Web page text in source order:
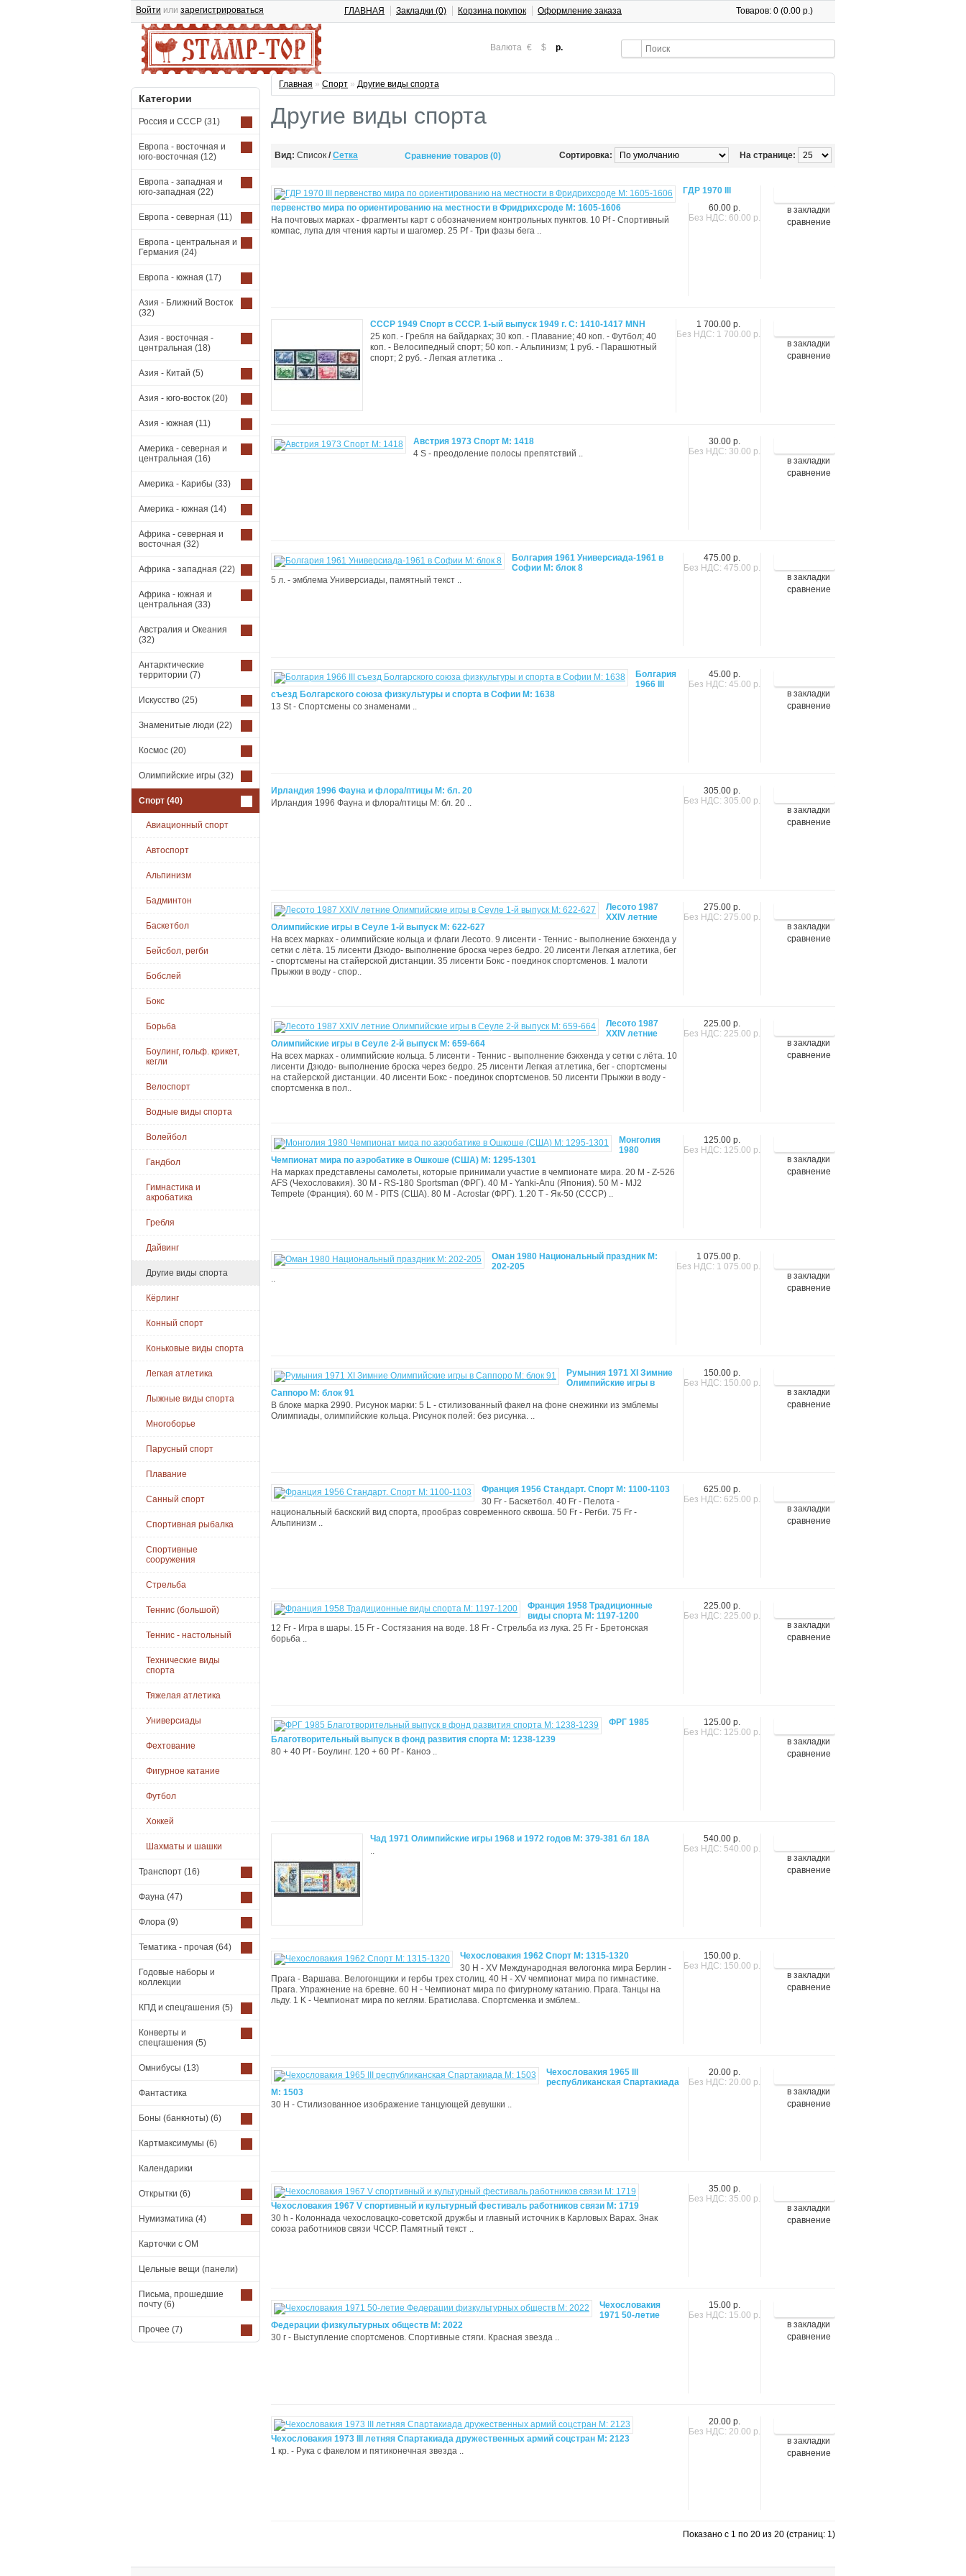
Валюта € $ р.
Товаров: 0 (0.00 р.)
Войти или зарегистрироваться ГЛАВНАЯ Закладки (0) Корзина покупок Оформление заказа
Категории
Россия и СССР (31)
Европа - восточная и
юго-восточная (12)
Европа - западная и
юго-западная (22)
Европа - северная (11)
Европа - центральная и
Германия (24)
Европа - южная (17)
Азия - Ближний Восток
(32)
Азия - восточная -
центральная (18)
Азия - Китай (5)
Азия - юго-восток (20)
Азия - южная (11)
Америка - северная и
центральная (16)
Америка - Карибы (33)
Америка - южная (14)
Африка - северная и
восточная (32)
Африка - западная (22)
Африка - южная и
центральная (33)
Австралия и Океания
(32)
Антарктические
территории (7)
Искусство (25)
Знаменитые люди (22)
Космос (20)
Олимпийские игры (32)
Спорт (40)
Авиационный спорт
Автоспорт
Альпинизм
Бадминтон
Баскетбол
Бейсбол, регби
Бобслей
Бокс
Борьба
Боулинг, гольф. крикет,
кегли
Велоспорт
Водные виды спорта
Волейбол
Гандбол
Гимнастика и
акробатика
Гребля
Дайвинг
Другие виды спорта
Кёрлинг
Конный спорт
Коньковые виды спорта
Легкая атлетика
Лыжные виды спорта
Многоборье
Парусный спорт
Плавание
Санный спорт
Спортивная рыбалка
Спортивные
сооружения
Стрельба
Теннис (большой)
Теннис - настольный
Технические виды
спорта
Тяжелая атлетика
Универсиады
Фехтование
Фигурное катание
Футбол
Хоккей
Шахматы и шашки
Транспорт (16)
Фауна (47)
Флора (9)
Тематика - прочая (64)
Годовые наборы и
коллекции
КПД и спецгашения (5)
Конверты и
спецгашения (5)
Омнибусы (13)
Фантастика
Боны (банкноты) (6)
Картмаксимумы (6)
Календарики
Открытки (6)
Нумизматика (4)
Карточки с ОМ
Цельные вещи (панели)
Письма, прошедшие
почту (6)
Прочее (7)
Главная » Спорт » Другие виды спорта
Другие виды спорта
Вид: Список / Сетка На странице:
Сравнение товаров (0) Сортировка:
в закладки
сравнение
60.00 р.
Без НДС: 60.00 р.
ГДР 1970 III
первенство мира по ориентированию на местности в Фридрихсроде М: 1605-1606
На почтовых марках - фрагменты карт с обозначением контрольных пунктов. 10 Pf - Спортивный
компас, лупа для чтения карты и шагомер. 25 Pf - Три фазы бега ..
в закладки
сравнение
1 700.00 р.
Без НДС: 1 700.00 р.
СССР 1949 Спорт в СССР. 1-ый выпуск 1949 г. С: 1410-1417 MNH
25 коп. - Гребля на байдарках; 30 коп. - Плавание; 40 коп. - Футбол; 40
коп. - Велосипедный спорт; 50 коп. - Альпинизм; 1 руб. - Парашютный
спорт; 2 руб. - Легкая атлетика ..
в закладки
сравнение
30.00 р.
Без НДС: 30.00 р.
Австрия 1973 Спорт М: 1418
4 S - преодоление полосы препятствий ..
в закладки
сравнение
475.00 р.
Без НДС: 475.00 р.
Болгария 1961 Универсиада-1961 в
Софии М: блок 8
5 л. - эмблема Универсиады, памятный текст ..
в закладки
сравнение
45.00 р.
Без НДС: 45.00 р.
Болгария
1966 III
съезд Болгарского союза физкультуры и спорта в Софии М: 1638
13 St - Спортсмены со знаменами ..
в закладки
сравнение
305.00 р.
Без НДС: 305.00 р.
Ирландия 1996 Фауна и флора/птицы М: бл. 20
Ирландия 1996 Фауна и флора/птицы М: бл. 20 ..
в закладки
сравнение
275.00 р.
Без НДС: 275.00 р.
Лесото 1987
XXIV летние
Олимпийские игры в Сеуле 1-й выпуск М: 622-627
На всех марках - олимпийские кольца и флаги Лесото. 9 лисенти - Теннис - выполнение бэкхенда у
сетки с лёта. 15 лисенти Дзюдо- выполнение броска через бедро. 20 лисенти Легкая атлетика, бег
- спортсмены на стайерской дистанции. 35 лисенти Бокс - поединок спортсменов. 1 малоти
Прыжки в воду - спор..
в закладки
сравнение
225.00 р.
Без НДС: 225.00 р.
Лесото 1987
XXIV летние
Олимпийские игры в Сеуле 2-й выпуск М: 659-664
На всех марках - олимпийские кольца. 5 лисенти - Теннис - выполнение бэкхенда у сетки с лёта. 10
лисенти Дзюдо- выполнение броска через бедро. 25 лисенти Легкая атлетика, бег - спортсмены
на стайерской дистанции. 40 лисенти Бокс - поединок спортсменов. 50 лисенти Прыжки в воду -
спортсменка в пол..
в закладки
сравнение
125.00 р.
Без НДС: 125.00 р.
Монголия
1980
Чемпионат мира по аэробатике в Ошкоше (США) М: 1295-1301
На марках представлены самолеты, которые принимали участие в чемпионате мира. 20 M - Z-526
AFS (Чехословакия). 30 M - RS-180 Sportsman (ФРГ). 40 M - Yanki-Anu (Япония). 50 M - MJ2
Tempete (Франция). 60 M - PITS (США). 80 M - Acrostar (ФРГ). 1.20 T - Як-50 (СССР) ..
в закладки
сравнение
1 075.00 р.
Без НДС: 1 075.00 р.
Оман 1980 Национальный праздник М:
202-205
..
в закладки
сравнение
150.00 р.
Без НДС: 150.00 р.
Румыния 1971 XI Зимние
Олимпийские игры в
Саппоро М: блок 91
В блоке марка 2990. Рисунок марки: 5 L - стилизованный факел на фоне снежинки из эмблемы
Олимпиады, олимпийские кольца. Рисунок полей: без рисунка. ..
в закладки
сравнение
625.00 р.
Без НДС: 625.00 р.
Франция 1956 Стандарт. Спорт М: 1100-1103
30 Fr - Баскетбол. 40 Fr - Пелота -
национальный баскский вид спорта, прообраз современного сквоша. 50 Fr - Регби. 75 Fr -
Альпинизм ..
в закладки
сравнение
225.00 р.
Без НДС: 225.00 р.
Франция 1958 Традиционные
виды спорта М: 1197-1200
12 Fr - Игра в шары. 15 Fr - Состязания на воде. 18 Fr - Стрельба из лука. 25 Fr - Бретонская
борьба ..
в закладки
сравнение
125.00 р.
Без НДС: 125.00 р.
ФРГ 1985
Благотворительный выпуск в фонд развития спорта М: 1238-1239
80 + 40 Pf - Боулинг. 120 + 60 Pf - Каноэ ..
в закладки
сравнение
540.00 р.
Без НДС: 540.00 р.
Чад 1971 Олимпийские игры 1968 и 1972 годов М: 379-381 бл 18А
..
в закладки
сравнение
150.00 р.
Без НДС: 150.00 р.
Чехословакия 1962 Спорт М: 1315-1320
30 H - XV Международная велогонка мира Берлин -
Прага - Варшава. Велогонщики и гербы трех столиц. 40 H - XV чемпионат мира по гимнастике.
Прага. Упражнение на бревне. 60 H - Чемпионат мира по фигурному катанию. Прага. Танцы на
льду. 1 K - Чемпионат мира по кеглям. Братислава. Спортсменка и эмблем..
в закладки
сравнение
20.00 р.
Без НДС: 20.00 р.
Чехословакия 1965 III
республиканская Спартакиада
М: 1503
30 H - Стилизованное изображение танцующей девушки ..
в закладки
сравнение
35.00 р.
Без НДС: 35.00 р.
Чехословакия 1967 V спортивный и культурный фестиваль работников связи M: 1719
30 h - Колоннада чехословацко-советской дружбы и главный источник в Карловых Варах. Знак
союза работников связи ЧССР. Памятный текст ..
в закладки
сравнение
15.00 р.
Без НДС: 15.00 р.
Чехословакия
1971 50-летие
Федерации физкультурных обществ М: 2022
30 г - Выступление спортсменов. Спортивные стяги. Красная звезда ..
в закладки
сравнение
20.00 р.
Без НДС: 20.00 р.
Чехословакия 1973 III летняя Спартакиада дружественных армий соцстран М: 2123
1 кр. - Рука с факелом и пятиконечная звезда ..
Показано с 1 по 20 из 20 (страниц: 1)